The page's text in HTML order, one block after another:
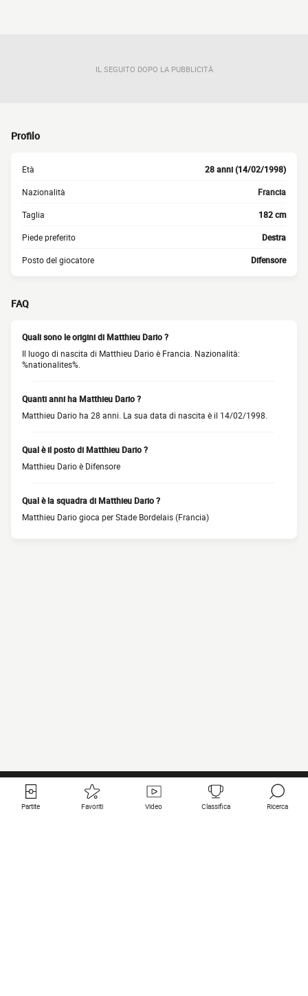
IL SEGUITO DOPO LA PUBBLICITÀ
Profilo
Età 28 anni (14/02/1998)
Nazionalità Francia
Taglia 182 cm
Piede preferito Destra
Posto del giocatore Difensore
FAQ
Quali sono le origini di Matthieu Dario ?
Il luogo di nascita di Matthieu Dario è Francia. Nazionalità:
%nationalites%.
Quanti anni ha Matthieu Dario ?
Matthieu Dario ha 28 anni. La sua data di nascita è il 14/02/1998.
Qual è il posto di Matthieu Dario ?
Matthieu Dario è Difensore
Qual è la squadra di Matthieu Dario ?
Matthieu Dario gioca per Stade Bordelais (Francia)
Partite Favoriti Video Classifica Ricerca